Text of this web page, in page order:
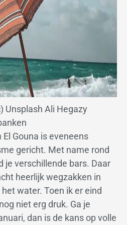
Unsplash Ali Hegazy
Gouna is eveneens
gericht. Met name rond
je verschillende bars. Daar
heerlijk wegzakken in
water. Toen ik er eind
niet erg druk. Ga je
dan is de kans op volle